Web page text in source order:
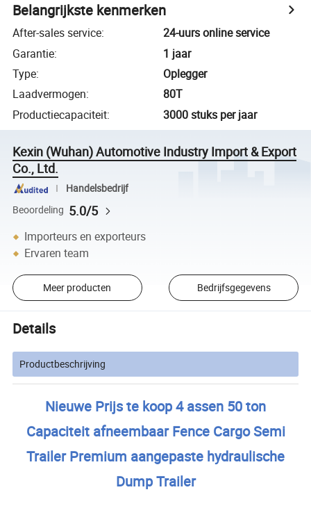
Belangrijkste kenmerken
After-sales service:
24-uurs online service
Garantie:
1 jaar
Type:
Oplegger
Laadvermogen:
80T
Productiecapaciteit: 3000 stuks per jaar
Kexin (Wuhan) Automotive Industry Import & Export
Co., Ltd.
Handelsbedrijf
Beoordeling 5.0/5
Importeurs en exporteurs
Ervaren team
Meer producten Bedrijfsgegevens
Details
Productbeschrijving
Nieuwe Prijs te koop 4 assen 50 ton
Capaciteit afneembaar Fence Cargo Semi
Trailer Premium aangepaste hydraulische
Dump Trailer